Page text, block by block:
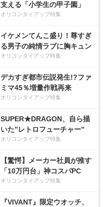
支える「小学生の甲子園」
オリコンタイアップ特集
イケメンてんこ盛り！尊すぎ
る男子の純情ラブに胸キュン
オリコンタイアップ特集
デカすぎ都市伝説発生!?ファ
ミマ45％増量作戦再来
オリコンタイアップ特集
SUPER★DRAGON、自ら描
いた”レトロフューチャー”
オリコンタイアップ特集
【驚愕】メーカー社員が推す
「10万円台」神コスパPC
オリコンタイアップ特集
『VIVANT』限定ウオッチ、